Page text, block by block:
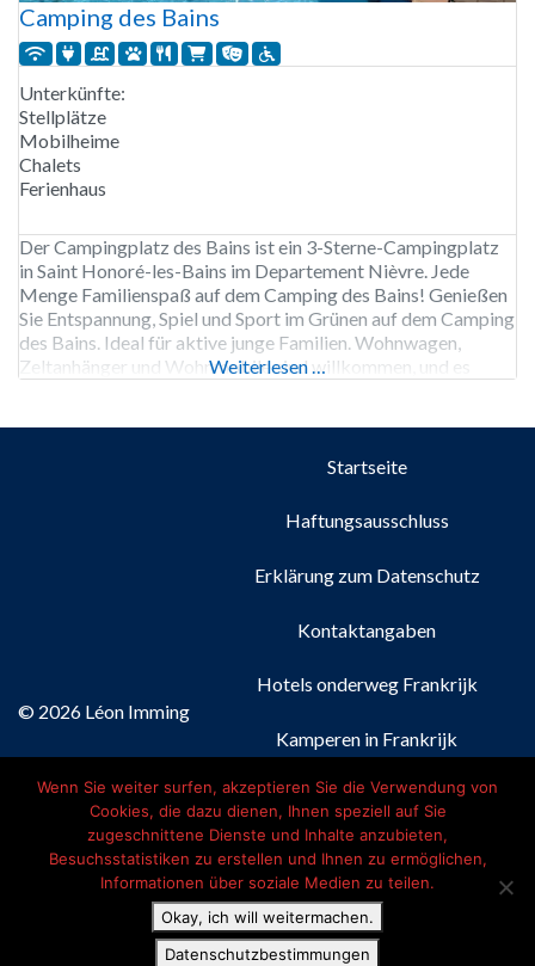
Camping des Bains
Unterkünfte:
Stellplätze
Mobilheime
Chalets
Ferienhaus
Der Campingplatz des Bains ist ein 3-Sterne-Campingplatz
in Saint Honoré-les-Bains im Departement Nièvre. Jede
Menge Familienspaß auf dem Camping des Bains! Genießen
Sie Entspannung, Spiel und Sport im Grünen auf dem Camping
des Bains. Ideal für aktive junge Familien. Wohnwagen,
Zeltanhänger und Wohnmobile sind willkommen, und es
Weiterlesen …
© 2026 Léon Imming
Startseite
Haftungsausschluss
Erklärung zum Datenschutz
Kontaktangaben
Hotels onderweg Frankrijk
Kamperen in Frankrijk
Nederlands( Niederländisch)
Français (Französisch
Deutsch
English(
Wenn Sie weiter surfen, akzeptieren Sie die Verwendung von
Cookies, die dazu dienen, Ihnen speziell auf Sie
zugeschnittene Dienste und Inhalte anzubieten,
Besuchsstatistiken zu erstellen und Ihnen zu ermöglichen,
Informationen über soziale Medien zu teilen.
Okay, ich will weitermachen.
Datenschutzbestimmungen